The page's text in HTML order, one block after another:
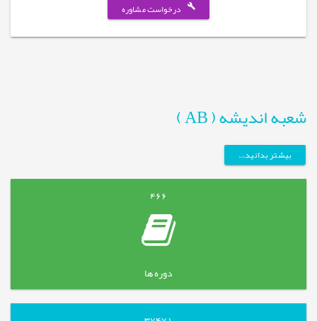
درخواست مشاوره
شعبه اندیشه ( AB )
بیشتر بدانید...
466
دوره ها